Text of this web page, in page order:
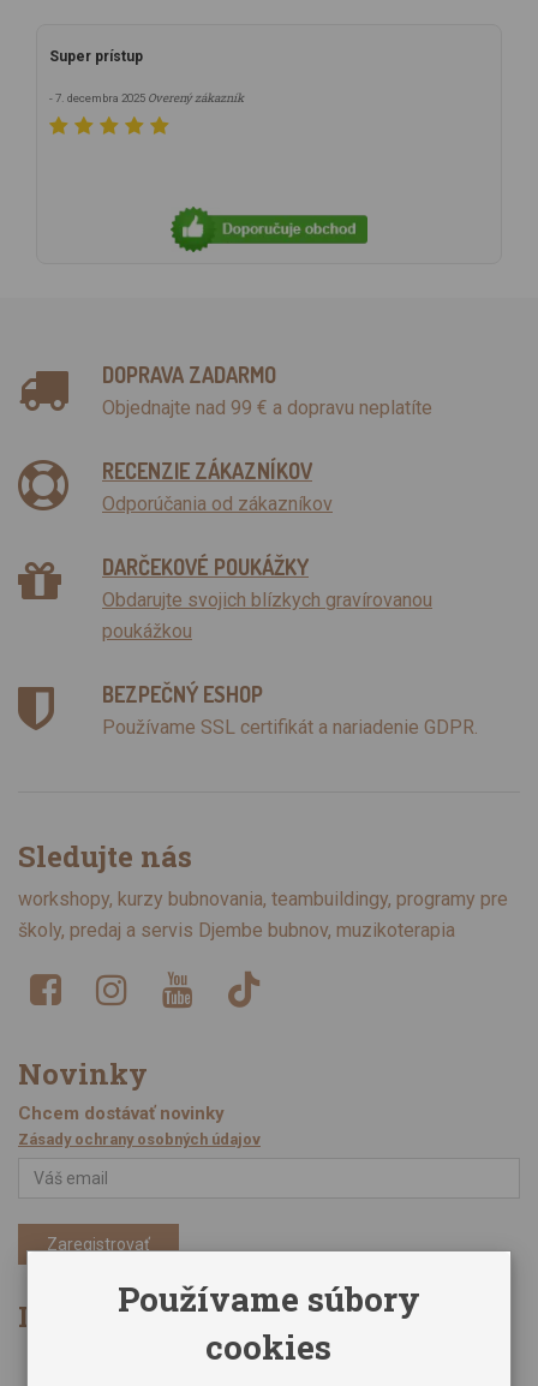
Super prístup
- 7. decembra 2025 Overený zákazník
DOPRAVA ZADARMO
Objednajte nad 99 € a dopravu neplatíte
RECENZIE ZÁKAZNÍKOV
Odporúčania od zákazníkov
DARČEKOVÉ POUKÁŽKY
Obdarujte svojich blízkych gravírovanou
poukážkou
BEZPEČNÝ ESHOP
Používame SSL certifikát a nariadenie GDPR.
Sledujte nás
workshopy, kurzy bubnovania, teambuildingy, programy pre
školy, predaj a servis Djembe bubnov, muzikoterapia
Novinky
Chcem dostávať novinky
Zásady ochrany osobných údajov
Zaregistrovať
Informácie
Obchodné podmienky
Používame súbory
cookies